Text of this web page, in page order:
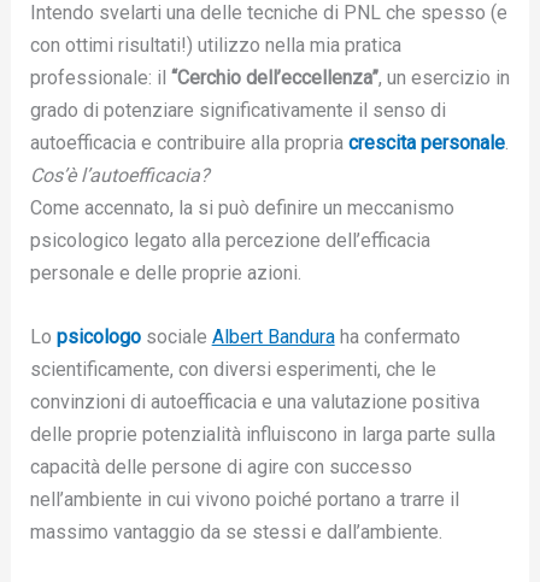
Intendo svelarti una delle tecniche di PNL che spesso (e
con ottimi risultati!) utilizzo nella mia pratica
professionale: il “Cerchio dell’eccellenza”, un esercizio in
grado di potenziare significativamente il senso di
autoefficacia e contribuire alla propria crescita personale.
Cos’è l’autoefficacia?
Come accennato, la si può definire un meccanismo
psicologico legato alla percezione dell’efficacia
personale e delle proprie azioni.
Lo psicologosociale Albert Banduraha confermato
scientificamente, con diversi esperimenti, che le
convinzioni di autoefficacia e una valutazione positiva
delle proprie potenzialità influiscono in larga parte sulla
capacità delle persone di agire con successo
nell’ambiente in cui vivono poiché portano a trarre il
massimo vantaggio da se stessi e dall’ambiente.